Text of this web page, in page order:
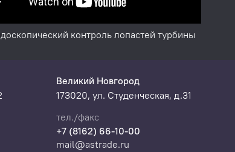
контроль лопастей турбины
Великий Новгород
173020, ул. Студенческая, д.31
тел./факс
+7 (8162) 66-10-00
mail@astrade.ru